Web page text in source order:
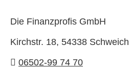
Die Finanzprofis GmbH
Kirchstr. 18, 54338 Schweich
06502-99 74 70